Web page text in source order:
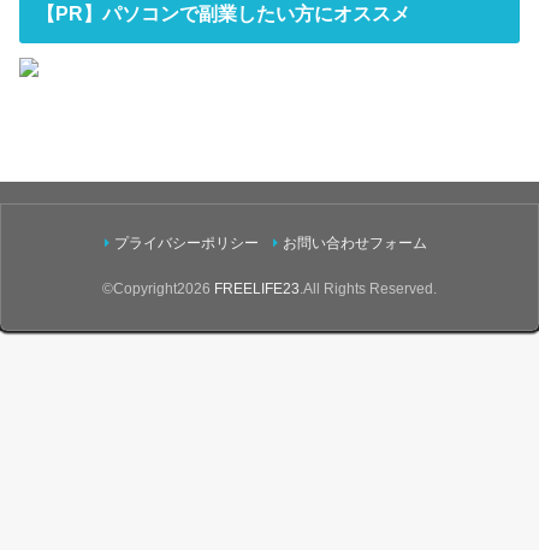
【PR】パソコンで副業したい方にオススメ
プライバシーポリシー お問い合わせフォーム
©Copyright2026 FREELIFE23 .All Rights Reserved.